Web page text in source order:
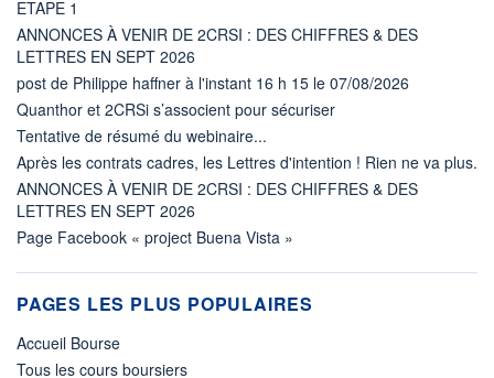
ETAPE 1
ANNONCES À VENIR DE 2CRSI : DES CHIFFRES & DES
LETTRES EN SEPT 2026
post de Philippe haffner à l'instant 16 h 15 le 07/08/2026
Quanthor et 2CRSi s’associent pour sécuriser
Tentative de résumé du webinaire...
Après les contrats cadres, les Lettres d'intention ! Rien ne va plus.
ANNONCES À VENIR DE 2CRSI : DES CHIFFRES & DES
LETTRES EN SEPT 2026
Page Facebook « project Buena Vista »
PAGES LES PLUS POPULAIRES
Accueil Bourse
Tous les cours boursiers